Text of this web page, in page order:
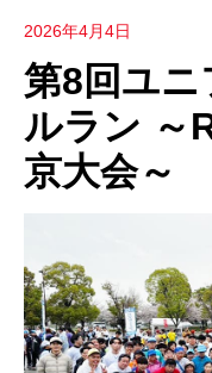
2026年4月4日
第8回ユ
ルラン ～
京大会～